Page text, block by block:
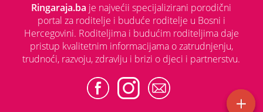
Ringaraja.ba je najvećii specijalizirani porodični
portal za roditelje i buduće roditelje u Bosni i
Hercegovini. Roditeljima i budućim roditeljima daje
pristup kvalitetnim informacijama o zatrudnjenju,
trudnoći, razvoju, zdravlju i brizi o djeci i partnerstvu.